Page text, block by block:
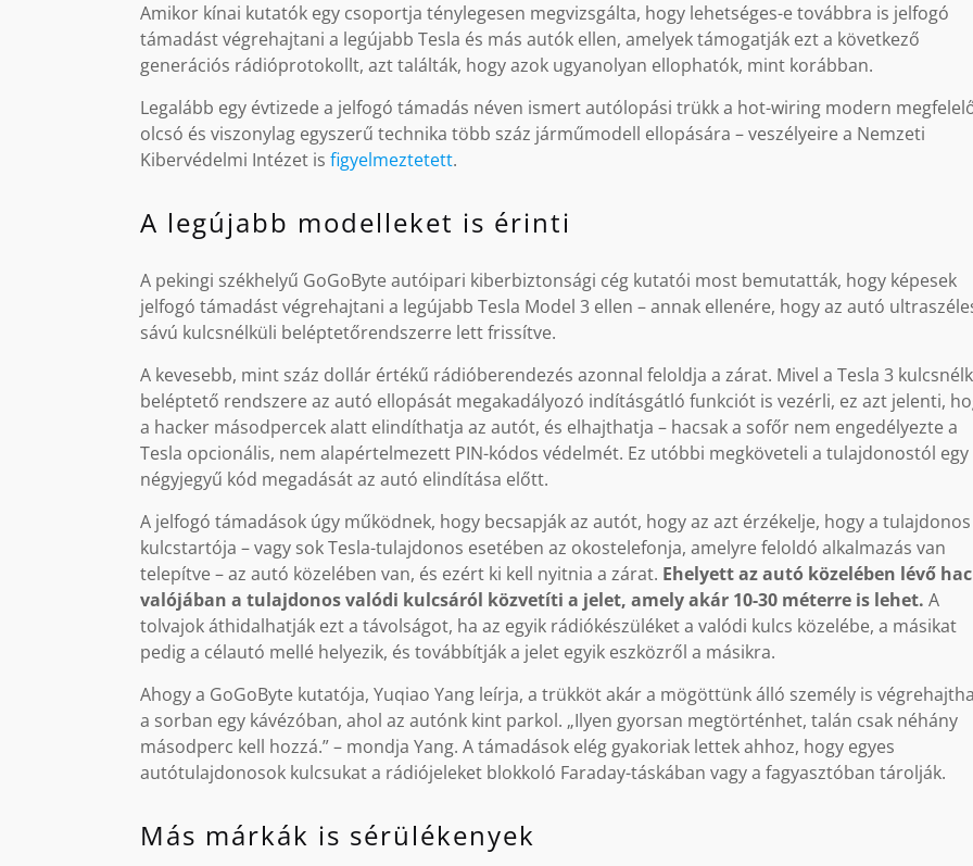
Amikor kínai kutatók egy csoportja ténylegesen megvizsgálta, hogy lehetséges-e továbbra is jelfogó
támadást végrehajtani a legújabb Tesla és más autók ellen, amelyek támogatják ezt a következő
generációs rádióprotokollt, azt találták, hogy azok ugyanolyan ellophatók, mint korábban.
Legalább egy évtizede a jelfogó támadás néven ismert autólopási trükk a hot-wiring modern
olcsó és viszonylag egyszerű technika több száz járműmodell ellopására – veszélyeire a Nemzeti
Kibervédelmi Intézet isfigyelmeztetett.
A legújabb modelleket is érinti
A pekingi székhelyű GoGoByte autóipari kiberbiztonsági cég kutatói most bemutatták, hogy képesek
jelfogó támadást végrehajtani a legújabb Tesla Model 3 ellen – annak ellenére, hogy az autó
sávú kulcsnélküli beléptetőrendszerre lett frissítve.
A kevesebb, mint száz dollár értékű rádióberendezés azonnal feloldja a zárat. Mivel a Tesla 3
beléptető rendszere az autó ellopását megakadályozó indításgátló funkciót is vezérli, ez azt jelenti,
a hacker másodpercek alatt elindíthatja az autót, és elhajthatja – hacsak a sofőr nem engedélyezte a
Tesla opcionális, nem alapértelmezett PIN-kódos védelmét. Ez utóbbi megköveteli a tulajdonostól egy
négyjegyű kód megadását az autó elindítása előtt.
A jelfogó támadások úgy működnek, hogy becsapják az autót, hogy az azt érzékelje, hogy a tulajdonos
kulcstartója – vagy sok Tesla-tulajdonos esetében az okostelefonja, amelyre feloldó alkalmazás van
telepítve – az autó közelében van, és ezért ki kell nyitnia a zárat. Ehelyett az autó közelében lévő
valójában a tulajdonos valódi kulcsáról közvetíti a jelet, amely akár 10-30 méterre is lehet. A
tolvajok áthidalhatják ezt a távolságot, ha az egyik rádiókészüléket a valódi kulcs közelébe, a másikat
pedig a célautó mellé helyezik, és továbbítják a jelet egyik eszközről a másikra.
Ahogy a GoGoByte kutatója, Yuqiao Yang leírja, a trükköt akár a mögöttünk álló személy is
a sorban egy kávézóban, ahol az autónk kint parkol. „Ilyen gyorsan megtörténhet, talán csak néhány
másodperc kell hozzá.” – mondja Yang. A támadások elég gyakoriak lettek ahhoz, hogy egyes
autótulajdonosok kulcsukat a rádiójeleket blokkoló Faraday-táskában vagy a fagyasztóban tárolják.
Más márkák is sérülékenyek